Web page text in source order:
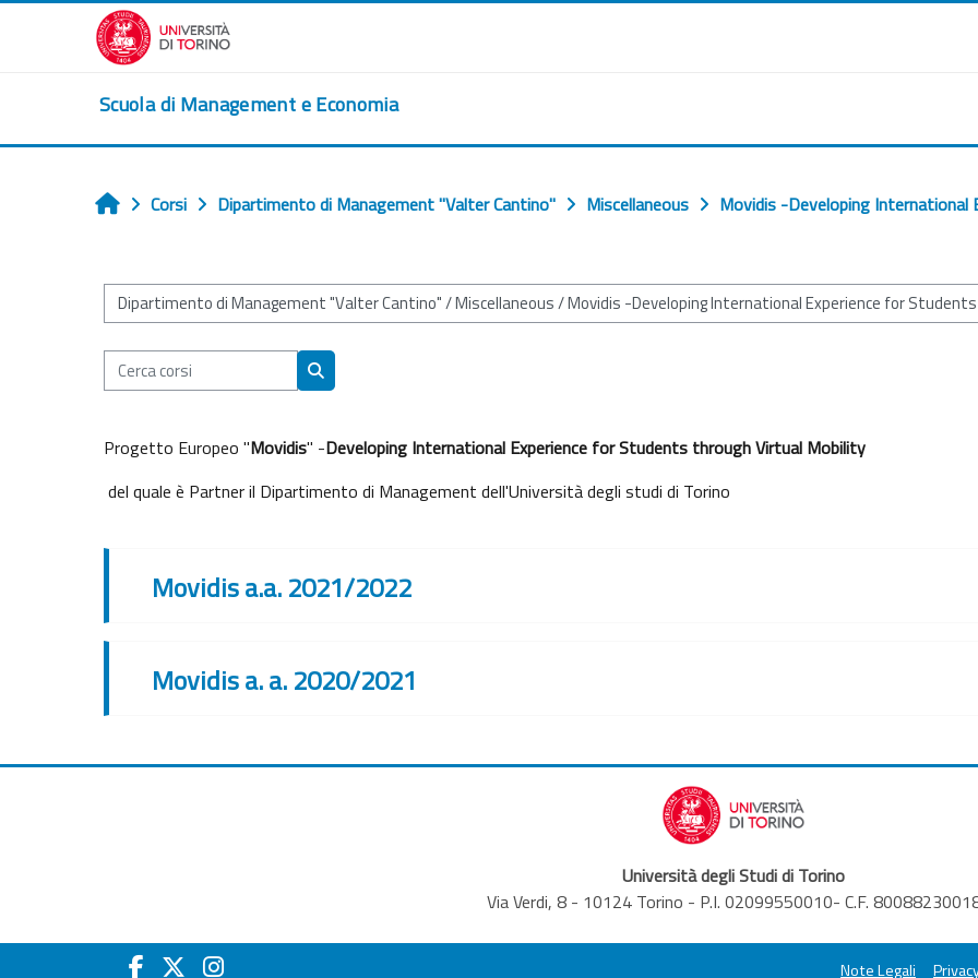
Vai al contenuto principale
Scuola di Management e Economia
Home
Corsi Dipartimento di Management "Valter Cantino" Miscellaneous Movidis -Developing
Categorie di corso
Cerca corsi
Cerca corsi
Progetto Europeo "Movidis" -Developing International Experience for Students through Virtual Mobility
del quale è Partner il Dipartimento di Management dell'Università degli studi di Torino
Movidis a.a. 2021/2022
Movidis a. a. 2020/2021
Università degli Studi di Torino
Via Verdi, 8 - 10124 Torino - P.I. 02099550010- C.F.
Note Legali